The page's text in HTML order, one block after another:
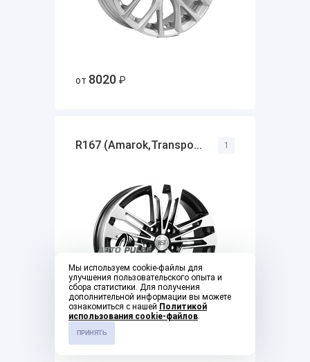
от 8020 ₽
R167 (Amarok,Transpo...
от12930
1
Мы используем cookie-файлы для
улучшения пользовательского опыта и
сбора статистики. Для получения
дополнительной информации вы можете
ознакомиться с нашей Политикой
использования cookie-файлов.
ПРИНЯТЬ